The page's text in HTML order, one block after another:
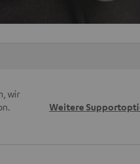
wir
Weitere